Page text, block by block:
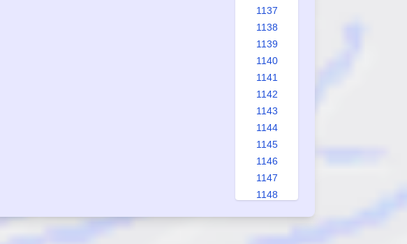
1137
1138
1139
1140
1141
1142
1143
1144
1145
1146
1147
1148